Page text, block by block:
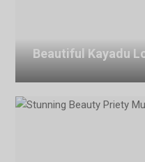
Beautiful Kayadu